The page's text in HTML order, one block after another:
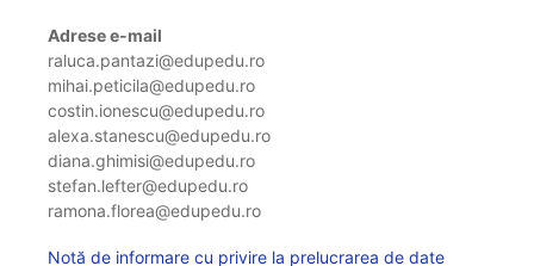
Adrese e-mail
raluca.pantazi@edupedu.ro
mihai.peticila@edupedu.ro
costin.ionescu@edupedu.ro
alexa.stanescu@edupedu.ro
diana.ghimisi@edupedu.ro
stefan.lefter@edupedu.ro
ramona.florea@edupedu.ro
Notă de informare cu privire la prelucrarea de date